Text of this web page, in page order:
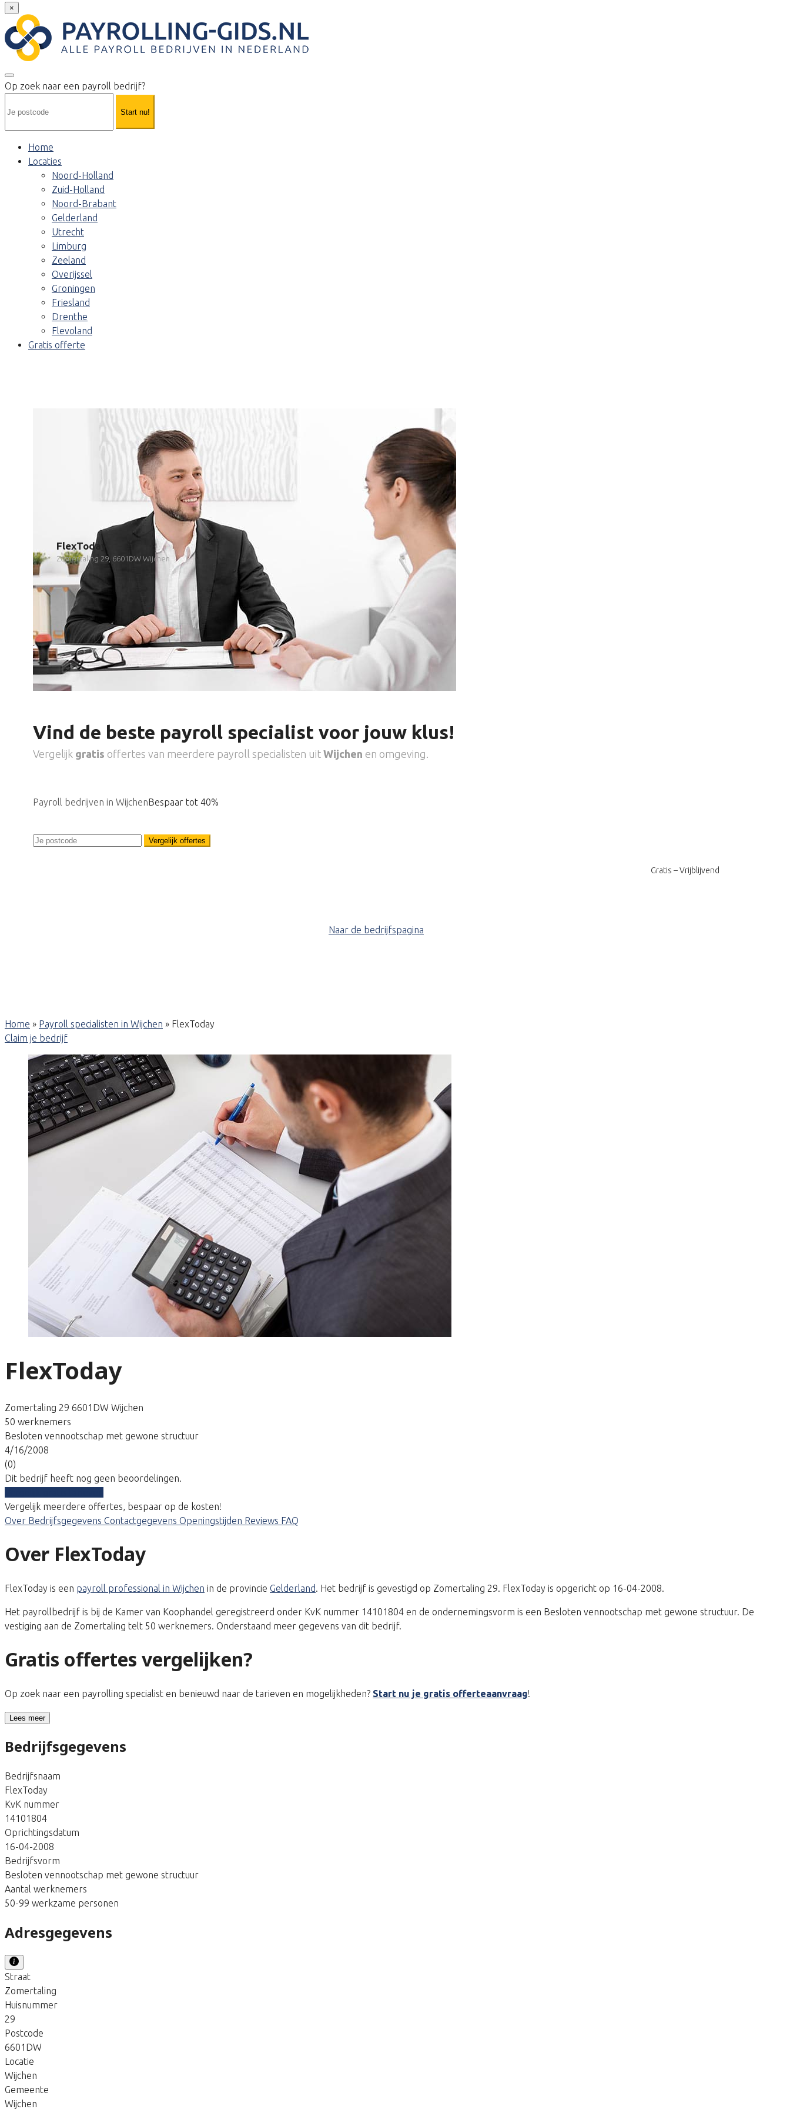
×
Op zoek naar een payroll bedrijf?
Start nu!
Home
Locaties
Noord-Holland
Zuid-Holland
Noord-Brabant
Gelderland
Utrecht
Limburg
Zeeland
Overijssel
Groningen
Friesland
Drenthe
Flevoland
Gratis offerte
FlexToday
Zomertaling 29, 6601DW Wijchen
Vind de beste payroll specialist voor jouw klus!
Vergelijk gratis offertes van meerdere payroll specialisten uit Wijchen en omgeving.
Payroll bedrijven in WijchenBespaar tot 40%
Vergelijk offertes
Gratis – Vrijblijvend
Naar de bedrijfspagina
Home » Payroll specialisten in Wijchen » FlexToday
Claim je bedrijf
FlexToday
Zomertaling 29 6601DW Wijchen
50 werknemers
Besloten vennootschap met gewone structuur
4/16/2008
(0)
Dit bedrijf heeft nog geen beoordelingen.
Vergelijk meerdere offertes, bespaar op de kosten!
Over Bedrijfsgegevens Contactgegevens Openingstijden Reviews FAQ
Over FlexToday
FlexToday is een payroll professional in Wijchen in de provincie Gelderland. Het bedrijf is gevestigd op Zomertaling 29. FlexToday is opgericht op 16-04-2008.
Het payrollbedrijf is bij de Kamer van Koophandel geregistreerd onder KvK nummer 14101804 en de ondernemingsvorm is een Besloten vennootschap met gewone structuur. De
vestiging aan de Zomertaling telt 50 werknemers. Onderstaand meer gegevens van dit bedrijf.
Gratis offertes vergelijken?
Op zoek naar een payrolling specialist en benieuwd naar de tarieven en mogelijkheden? Start nu je gratis offerteaanvraag!
Lees meer
Bedrijfsgegevens
Bedrijfsnaam
FlexToday
KvK nummer
14101804
Oprichtingsdatum
16-04-2008
Bedrijfsvorm
Besloten vennootschap met gewone structuur
Aantal werknemers
50-99 werkzame personen
Adresgegevens
Straat
Zomertaling
Huisnummer
29
Postcode
6601DW
Locatie
Wijchen
Gemeente
Wijchen